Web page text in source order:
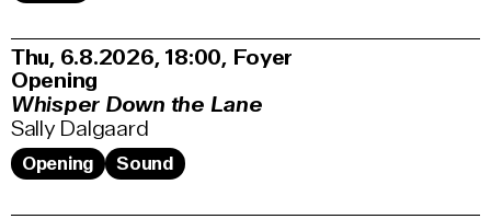
Thu, 6.8.2026 18:00, Foyer
Opening
Whisper Down the Lane
Sally Dalgaard
Opening Sound